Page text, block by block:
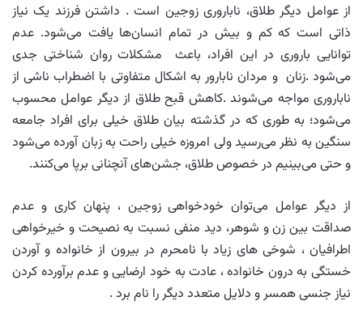
از عوامل دیگر طلاق، ناباروری زوجین است . داشتن فرزند یک نیاز
ذاتی است که کم و بیش در تمام انسان‌ها یافت می‌شود. عدم
توانایی باروری در این افراد، باعث مشکلات روان شناختی جدی
می‌شود .زنان و مردان نابارور به اشکال متفاوتی با اضطراب ناشی از
ناباروری مواجه می‌‌شوند .کاهش قبح طلاق از دیگر عوامل محسوب
می‌شود؛ به طوری که در گذشته بیان طلاق خیلی برای افراد جامعه
سنگین به نظر می‌رسید ولی امروزه خیلی راحت به زبان آورده می‌شود
و حتی می‌بینیم در خصوص طلاق، جشن‌های آنچنانی برپا می‌کنند.
از دیگر عوامل می‌توان خودخواهی زوجین ، پنهان کاری و عدم
صداقت بین زن و شوهر‌، دید منفی نسبت به نصیحت و خیرخواهی
اطرافیان ، شوخی های زیاد با نامحرم در بیرون از خانواده و آوردن
خستگی به درون خانواده ، عادت به خود ارضایی و عدم برآورده کردن
نیاز جنسی همسر و دلایل متعدد دیگر را نام برد .